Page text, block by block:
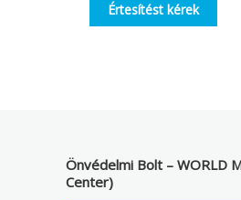
Értesítést kérek
Önvédelmi Bolt – WORLD
Center)